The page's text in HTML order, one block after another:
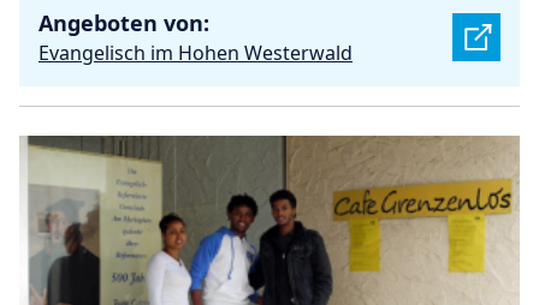
Angeboten von:
Evangelisch im Hohen Westerwald